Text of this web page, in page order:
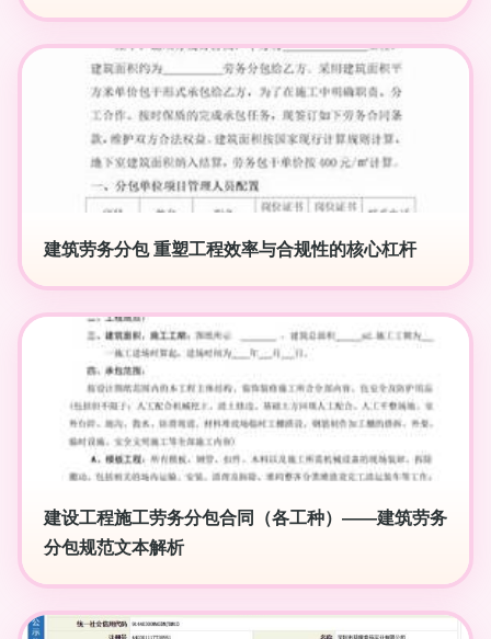
建筑劳务分包 重塑工程效率与合规性的核心杠杆
建设工程施工劳务分包合同（各工种）——建筑劳务
分包规范文本解析